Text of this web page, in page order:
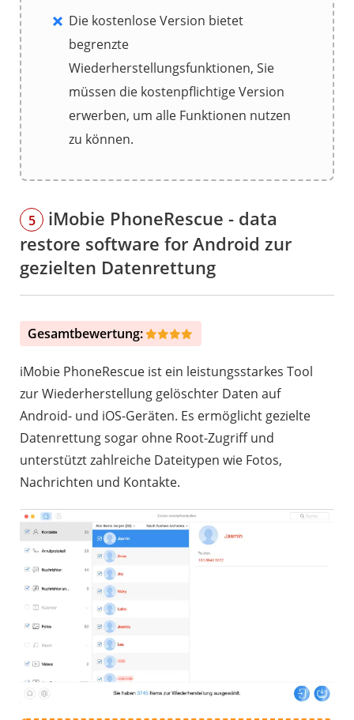
Die kostenlose Version bietet
begrenzte
Wiederherstellungsfunktionen, Sie
müssen die kostenpflichtige Version
erwerben, um alle Funktionen nutzen
zu können.
5
iMobie PhoneRescue - data
restore software for Android zur
gezielten Datenrettung
Gesamtbewertung:
iMobie PhoneRescue ist ein leistungsstarkes Tool
zur Wiederherstellung gelöschter Daten auf
Android- und iOS-Geräten. Es ermöglicht gezielte
Datenrettung sogar ohne Root-Zugriff und
unterstützt zahlreiche Dateitypen wie Fotos,
Nachrichten und Kontakte.